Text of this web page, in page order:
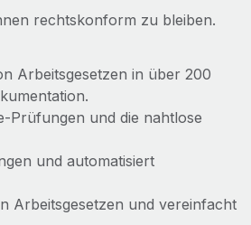
rechtskonform zu bleiben.
Arbeitsgesetzen in über 200
Prüfungen und die nahtlose
und automatisiert
Arbeitsgesetzen und vereinfacht